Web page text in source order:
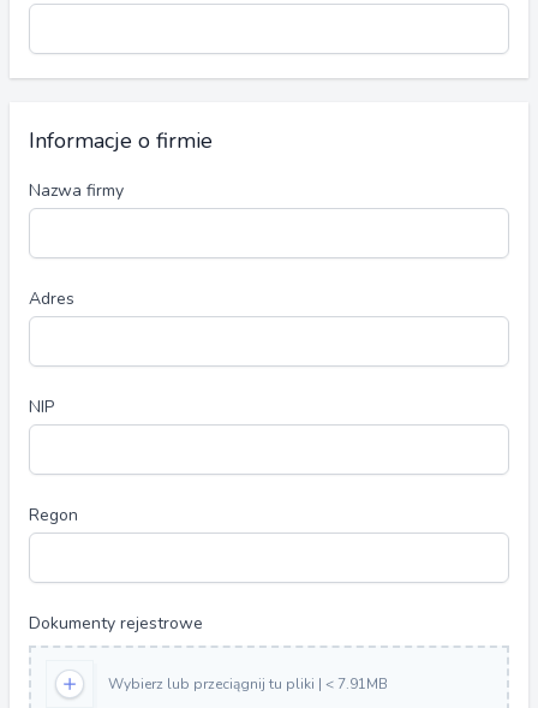
Informacje o firmie
Nazwa firmy
Adres
NIP
Regon
Dokumenty rejestrowe
Wybierz lub przeciągnij tu pliki | < 7.91MB